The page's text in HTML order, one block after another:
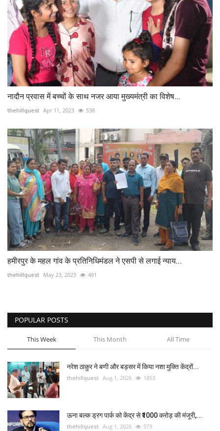
नादौन प्रवास में बच्चों के साथ नजर आया मुख्यमंत्री का विशेष...
thehillquest Apr 11, 2023 538
हमीरपुर के महल गांव के प्रतिनिधिमंडल ने एसपी से लगाई न्याय...
thehillquest May 23, 2023 491
POPULAR POSTS
This Week This Month All Time
नरेश ठाकुर ने बणी और बड़सर में किया नशा मुक्ति केंद्रों...
thehillquest Aug 1, 2026 1853
ऊना बल्क ड्रग पार्क को केंद्र से ₹1000 करोड़ की मंजूरी,...
thehillquest Aug 1, 2026 573